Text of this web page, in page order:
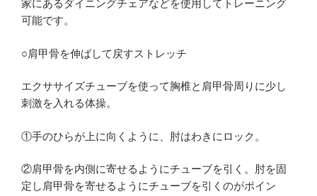
家にあるダイニングチェアなどを使用してトレーニング
可能です。
○肩甲骨を伸ばして戻すストレッチ
エクササイズチューブを使って胸椎と肩甲骨周りに少し
刺激を入れる体操。
①手のひらが上に向くように、肘はわきにロック。
②肩甲骨を内側に寄せるようにチューブを引く。肘を固
定し肩甲骨を寄せるようにチューブを引くのがポイン